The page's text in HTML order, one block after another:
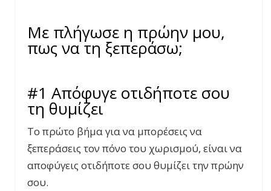
Με πλήγωσε η πρώην μου,
πως να τη ξεπεράσω;
#1 Απόφυγε οτιδήποτε σου
τη θυμίζει
Το πρώτο βήμα για να μπορέσεις να
ξεπεράσεις τον πόνο του χωρισμού, είναι να
αποφύγεις οτιδήποτε σου θυμίζει την πρώην
σου.